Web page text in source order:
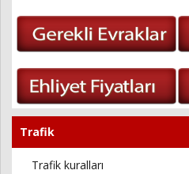
Trafik
Trafik kuralları